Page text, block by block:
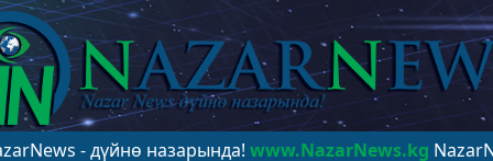
- дүйнө назарында!www.NazarNews.kgNazarNews - в